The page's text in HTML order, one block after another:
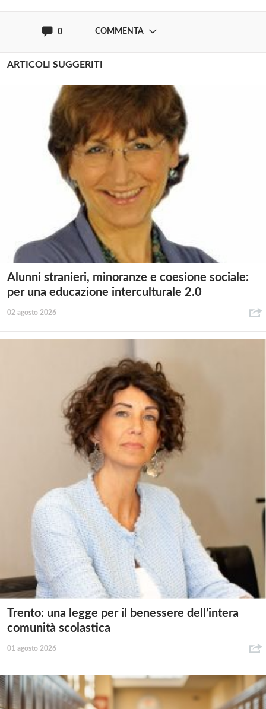
0 COMMENTA
ARTICOLI SUGGERITI
Alunni stranieri, minoranze e coesione sociale:
per una educazione interculturale 2.0
02 agosto 2026
Trento: una legge per il benessere dell’intera
comunità scolastica
01 agosto 2026